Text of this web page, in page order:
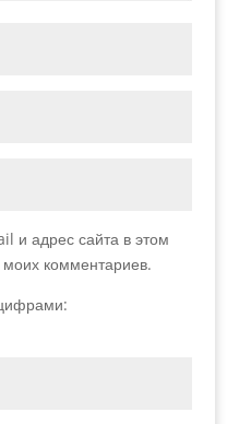
и адрес сайта в этом
комментариев.